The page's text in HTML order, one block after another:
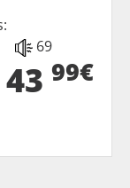
69
43 99€